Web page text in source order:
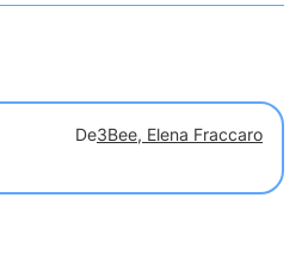
De3Bee, Elena Fraccaro